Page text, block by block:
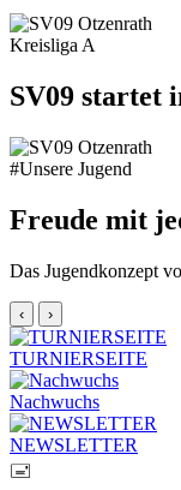
Kreisliga A
SV09 startet
#Unsere Jugend
Freude mit
Das Jugendkonzept
‹ ›
TURNIERSEITE
Nachwuchs
NEWSLETTER
🖃